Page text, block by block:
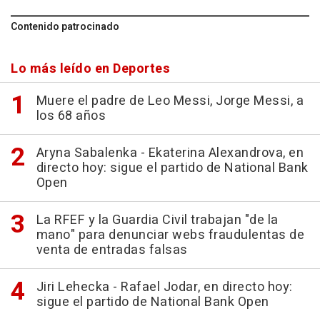
Contenido patrocinado
Lo más leído en Deportes
Muere el padre de Leo Messi, Jorge Messi, a
los 68 años
Aryna Sabalenka - Ekaterina Alexandrova, en
directo hoy: sigue el partido de National Bank
Open
La RFEF y la Guardia Civil trabajan "de la
mano" para denunciar webs fraudulentas de
venta de entradas falsas
Jiri Lehecka - Rafael Jodar, en directo hoy:
sigue el partido de National Bank Open